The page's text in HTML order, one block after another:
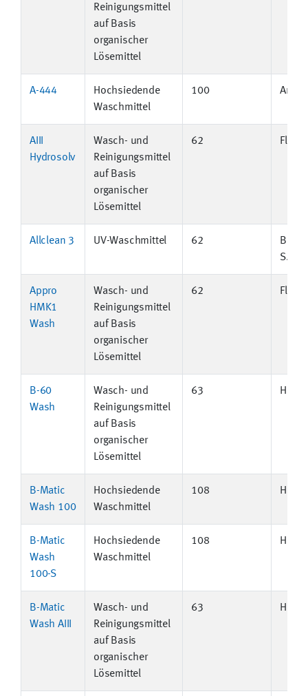
Reinigungsmittel
auf Basis
organischer
Lösemittel
A-444
Hochsiedende
Waschmittel
100
AIII
Hydrosolv
Wasch- und
Reinigungsmittel
auf Basis
organischer
Lösemittel
62 Flint
Allclean 3 UV-Waschmittel 62
BECA
S.A.
Appro
HMK1
Wash
Wasch- und
Reinigungsmittel
auf Basis
organischer
Lösemittel
62 Flint
B-60
Wash
Wasch- und
Reinigungsmittel
auf Basis
organischer
Lösemittel
63
B-Matic
Wash 100
Hochsiedende
Waschmittel
108
B-Matic
Wash
100-S
Hochsiedende
Waschmittel
108
B-Matic
Wash AIII
Wasch- und
Reinigungsmittel
auf Basis
organischer
Lösemittel
63